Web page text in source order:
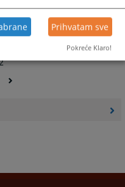
Prihvatam sve
Pokreće Klaro!